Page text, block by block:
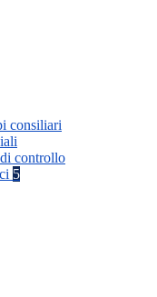
consiliari
controllo
5